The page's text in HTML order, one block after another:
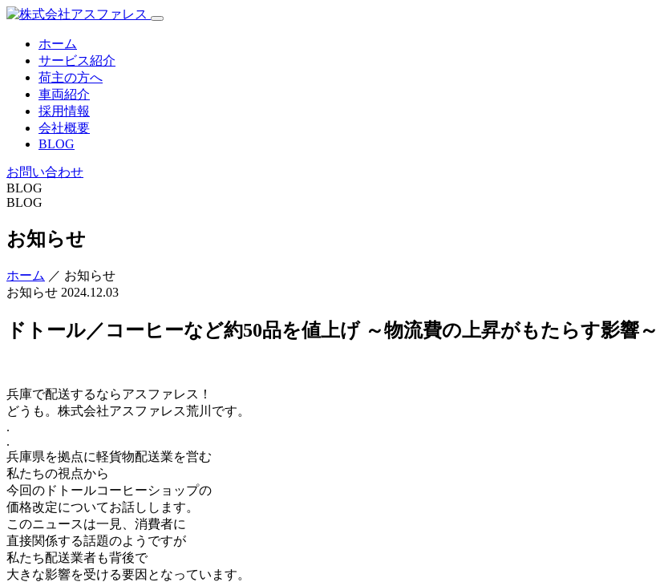
ホーム
サービス紹介
荷主の方へ
車両紹介
採用情報
会社概要
BLOG
お問い合わせ
BLOG
BLOG
お知らせ
ホーム ／ お知らせ
お知らせ 2024.12.03
ドトール／コーヒーなど約50品を値上げ ～物流費の上昇がもたらす影響～
兵庫で配送するならアスファレス！
どうも。株式会社アスファレス荒川です。
.
.
兵庫県を拠点に軽貨物配送業を営む
私たちの視点から
今回のドトールコーヒーショップの
価格改定についてお話しします。
このニュースは一見、消費者に
直接関係する話題のようですが
私たち配送業者も背後で
大きな影響を受ける要因となっています。